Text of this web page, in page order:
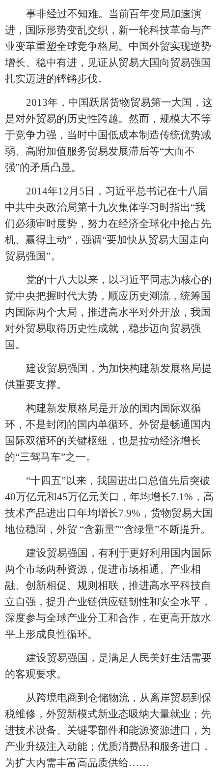
事非经过不知难。当前百年变局加速演
进，国际形势变乱交织，新一轮科技革命与产
业变革重塑全球竞争格局。中国外贸实现逆势
增长、稳中有进，见证从贸易大国向贸易强国
扎实迈进的铿锵步伐。
2013年，中国跃居货物贸易第一大国，这
是对外贸易的历史性跨越。然而，规模大不等
于竞争力强，当时中国低成本制造传统优势减
弱、高附加值服务贸易发展滞后等“大而不
强”的矛盾凸显。
2014年12月5日，习近平总书记在十八届
中共中央政治局第十九次集体学习时指出“我
们必须审时度势，努力在经济全球化中抢占先
机、赢得主动”，强调“要加快从贸易大国走向
贸易强国”。
党的十八大以来，以习近平同志为核心的
党中央把握时代大势，顺应历史潮流，统筹国
内国际两个大局，推进高水平对外开放，我国
对外贸易取得历史性成就，稳步迈向贸易强
国。
建设贸易强国，为加快构建新发展格局提
供重要支撑。
构建新发展格局是开放的国内国际双循
环，不是封闭的国内单循环。外贸是畅通国内
国际双循环的关键枢纽，也是拉动经济增长
的“三驾马车”之一。
“十四五”以来，我国进出口总值先后突破
40万亿元和45万亿元关口，年均增长7.1%，高
技术产品进出口年均增长7.9%，货物贸易大国
地位稳固，外贸 “含新量”“含绿量”不断提升。
建设贸易强国，有利于更好利用国内国际
两个市场两种资源，促进市场相通、产业相
融、创新相促、规则相联，推进高水平科技自
立自强，提升产业链供应链韧性和安全水平，
深度参与全球产业分工和合作，在更高开放水
平上形成良性循环。
建设贸易强国，是满足人民美好生活需要
的客观要求。
从跨境电商到仓储物流，从离岸贸易到保
税维修，外贸新模式新业态吸纳大量就业；先
进技术设备、关键零部件和能源资源进口，为
产业升级注入动能；优质消费品和服务进口，
为扩大内需丰富高品质供给……